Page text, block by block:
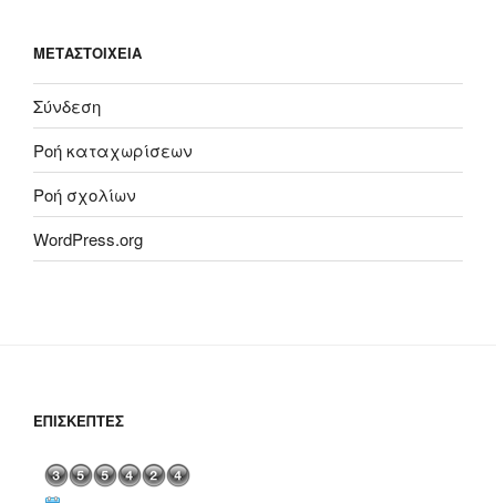
ΜΕΤΑΣΤΟΙΧΕΊΑ
Σύνδεση
Ροή καταχωρίσεων
Ροή σχολίων
WordPress.org
ΕΠΙΣΚΈΠΤΕΣ